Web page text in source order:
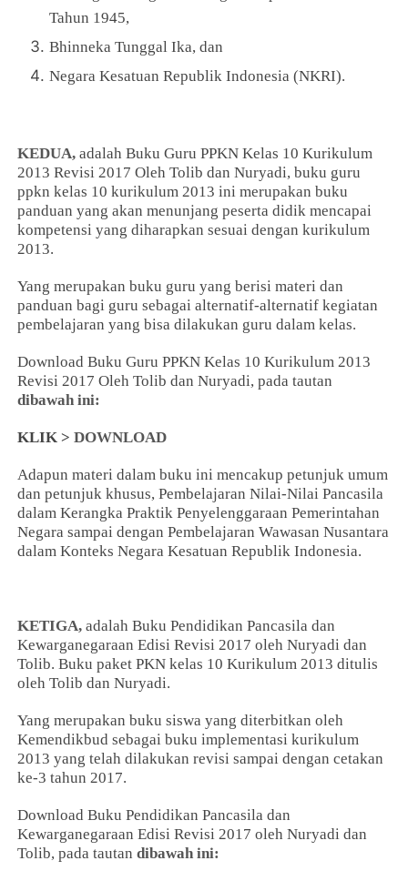
Tahun 1945,
Bhinneka Tunggal Ika, dan
Negara Kesatuan Republik Indonesia (NKRI).
KEDUA, adalah Buku Guru PPKN Kelas 10 Kurikulum
2013 Revisi 2017 Oleh Tolib dan Nuryadi, buku guru
ppkn kelas 10 kurikulum 2013 ini merupakan buku
panduan yang akan menunjang peserta didik mencapai
kompetensi yang diharapkan sesuai dengan kurikulum
2013.
Yang merupakan buku guru yang berisi materi dan
panduan bagi guru sebagai alternatif-alternatif kegiatan
pembelajaran yang bisa dilakukan guru dalam kelas.
Download Buku Guru PPKN Kelas 10 Kurikulum 2013
Revisi 2017 Oleh Tolib dan Nuryadi, pada tautan
dibawah ini:
KLIK >DOWNLOAD
Adapun materi dalam buku ini mencakup petunjuk umum
dan petunjuk khusus, Pembelajaran Nilai-Nilai Pancasila
dalam Kerangka Praktik Penyelenggaraan Pemerintahan
Negara sampai dengan Pembelajaran Wawasan Nusantara
dalam Konteks Negara Kesatuan Republik Indonesia.
KETIGA, adalah Buku Pendidikan Pancasila dan
Kewarganegaraan Edisi Revisi 2017 oleh Nuryadi dan
Tolib. Buku paket PKN kelas 10 Kurikulum 2013 ditulis
oleh Tolib dan Nuryadi.
Yang merupakan buku siswa yang diterbitkan oleh
Kemendikbud sebagai buku implementasi kurikulum
2013 yang telah dilakukan revisi sampai dengan cetakan
ke-3 tahun 2017.
Download Buku Pendidikan Pancasila dan
Kewarganegaraan Edisi Revisi 2017 oleh Nuryadi dan
Tolib, pada tautandibawah ini: